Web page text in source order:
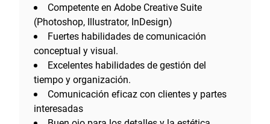
Competente en Adobe Creative Suite
(Photoshop, Illustrator, InDesign)
Fuertes habilidades de comunicación
conceptual y visual.
Excelentes habilidades de gestión del
tiempo y organización.
Comunicación eficaz con clientes y partes
interesadas